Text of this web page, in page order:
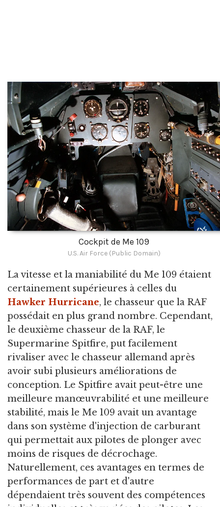
Cockpit de Me 109
U.S. Air Force (Public Domain)
La vitesse et la maniabilité du Me 109 étaient
certainement supérieures à celles du
Hawker Hurricane, le chasseur que la RAF
possédait en plus grand nombre. Cependant,
le deuxième chasseur de la RAF, le
Supermarine Spitfire, put facilement
rivaliser avec le chasseur allemand après
avoir subi plusieurs améliorations de
conception. Le Spitfire avait peut-être une
meilleure manœuvrabilité et une meilleure
stabilité, mais le Me 109 avait un avantage
dans son système d'injection de carburant
qui permettait aux pilotes de plonger avec
moins de risques de décrochage.
Naturellement, ces avantages en termes de
performances de part et d'autre
dépendaient très souvent des compétences